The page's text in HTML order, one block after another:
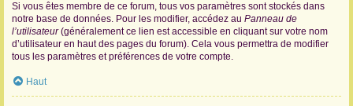
Si vous êtes membre de ce forum, tous vos paramètres sont stockés dans
notre base de données. Pour les modifier, accédez au Panneau de
l’utilisateur(généralement ce lien est accessible en cliquant sur votre nom
d’utilisateur en haut des pages du forum). Cela vous permettra de modifier
tous les paramètres et préférences de votre compte.
Haut